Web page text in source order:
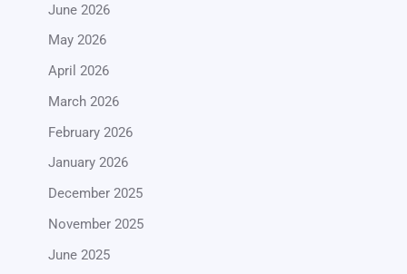
June 2026
May 2026
April 2026
March 2026
February 2026
January 2026
December 2025
November 2025
June 2025